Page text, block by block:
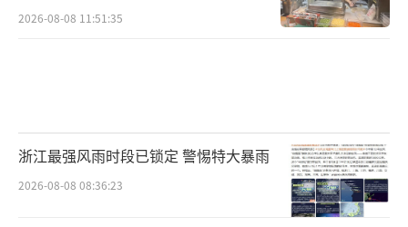
2026-08-08 11:51:35
浙江最强风雨时段已锁定 警惕特大暴雨
2026-08-08 08:36:23